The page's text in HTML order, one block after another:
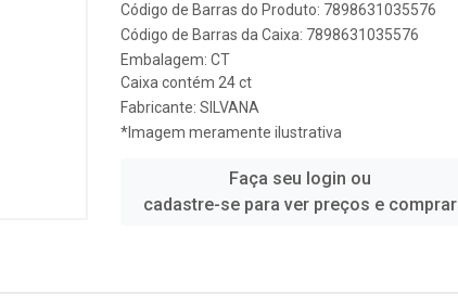
Código de Barras do Produto: 7898631035576
Código de Barras da Caixa: 7898631035576
Embalagem: CT
Caixa contém 24 ct
Fabricante: SILVANA
*Imagem meramente ilustrativa
Faça seu login ou
cadastre-se para ver preços e comprar